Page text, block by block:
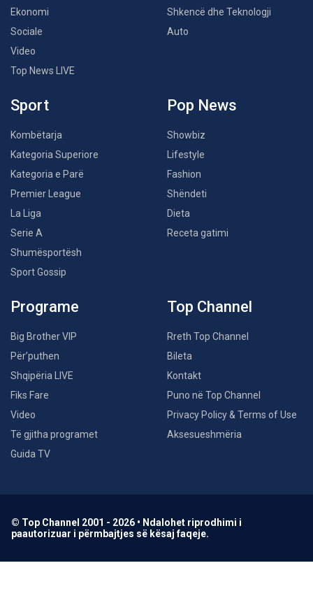
Ekonomi
Sociale
Video
Top News LIVE
Shkencë dhe Teknologji
Auto
Sport
Kombëtarja
Kategoria Superiore
Kategoria e Parë
Premier League
La Liga
Serie A
Shumësportësh
Sport Gossip
Pop News
Showbiz
Lifestyle
Fashion
Shëndeti
Dieta
Receta gatimi
Programe
Big Brother VIP
Për’puthen
Shqipëria LIVE
Fiks Fare
Video
Të gjitha programet
Guida TV
Top Channel
Rreth Top Channel
Bileta
Kontakt
Puno në Top Channel
Privacy Policy & Terms of Use
Aksesueshmëria
© Top Channel 2001 - 2026 • Ndalohet riprodhimi i
paautorizuar i përmbajtjes së kësaj faqeje.